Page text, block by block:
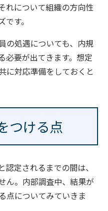
れについて組織の方向性
す。
の処遇についても、内規
必要が出てきます。想定
に対応準備をしておくと
つける点
定されるまでの間は、
ん。内部調査中、結果が
点についてみていきま